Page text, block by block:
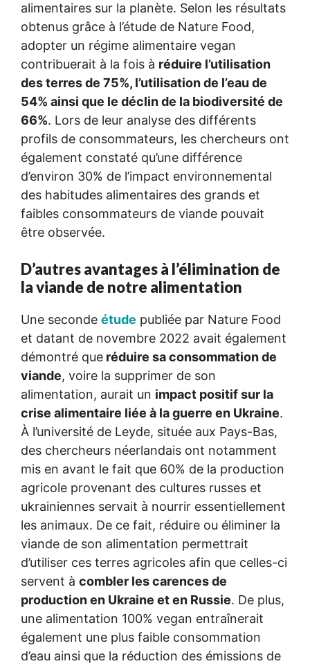
alimentaires sur la planète. Selon les résultats
obtenus grâce à l’étude de Nature Food,
adopter un régime alimentaire vegan
contribuerait à la fois à réduire l’utilisation
des terres de 75%, l’utilisation de l’eau de
54% ainsi que le déclin de la biodiversité de
66%. Lors de leur analyse des différents
profils de consommateurs, les chercheurs ont
également constaté qu’une différence
d’environ 30% de l’impact environnemental
des habitudes alimentaires des grands et
faibles consommateurs de viande pouvait
être observée.
D’autres avantages à l’élimination de
la viande de notre alimentation
Une seconde étude publiée par Nature Food
et datant de novembre 2022 avait également
démontré que réduire sa consommation de
viande, voire la supprimer de son
alimentation, aurait un impact positif sur la
crise alimentaire liée à la guerre en Ukraine.
À l’université de Leyde, située aux Pays-Bas,
des chercheurs néerlandais ont notamment
mis en avant le fait que 60% de la production
agricole provenant des cultures russes et
ukrainiennes servait à nourrir essentiellement
les animaux. De ce fait, réduire ou éliminer la
viande de son alimentation permettrait
d’utiliser ces terres agricoles afin que celles-ci
servent à combler les carences de
production en Ukraine et en Russie. De plus,
une alimentation 100% vegan entraînerait
également une plus faible consommation
d’eau ainsi que la réduction des émissions de